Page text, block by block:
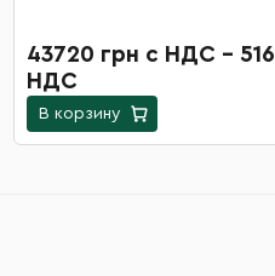
43720 грн с НДС -
НДС
В корзину